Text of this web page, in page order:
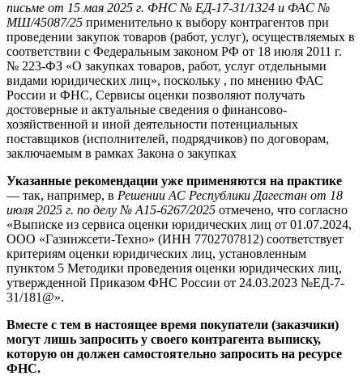
письме от 15 мая 2025 г. ФНС № ЕД-17-31/1324 и ФАС №
МШ/45087/25 применительно к выбору контрагентов при
проведении закупок товаров (работ, услуг), осуществляемых в
соответствии с Федеральным законом РФ от 18 июля 2011 г.
№ 223-ФЗ «О закупках товаров, работ, услуг отдельными
видами юридических лиц», поскольку , по мнению ФАС
России и ФНС, Сервисы оценки позволяют получать
достоверные и актуальные сведения о финансово-
хозяйственной и иной деятельности потенциальных
поставщиков (исполнителей, подрядчиков) по договорам,
заключаемым в рамках Закона о закупках
Указанные рекомендации уже применяются на практике
— так, например, в Решении АС Республики Дагестан от 18
июля 2025 г. по делу № А15-6267/2025 отмечено, что согласно
«Выписке из сервиса оценки юридических лиц от 01.07.2024,
ООО «Газинжсети-Техно» (ИНН 7702707812) соответствует
критериям оценки юридических лиц, установленным
пунктом 5 Методики проведения оценки юридических лиц,
утвержденной Приказом ФНС России от 24.03.2023 №ЕД-7-
31/181@».
Вместе с тем в настоящее время покупатели (заказчики)
могут лишь запросить у своего контрагента выписку,
которую он должен самостоятельно запросить на ресурсе
ФНС.